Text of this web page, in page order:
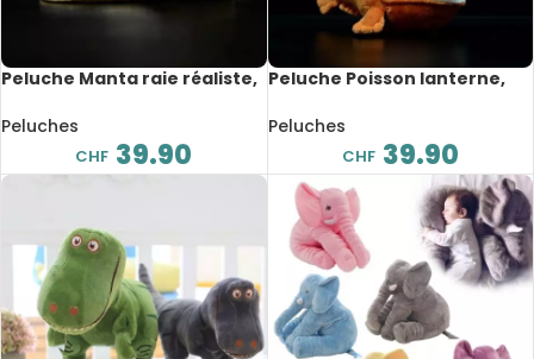
Peluche Manta raie réaliste,
Peluches
CHF 39.90
Peluche Poisson lanterne,
Peluches
CHF 39.90